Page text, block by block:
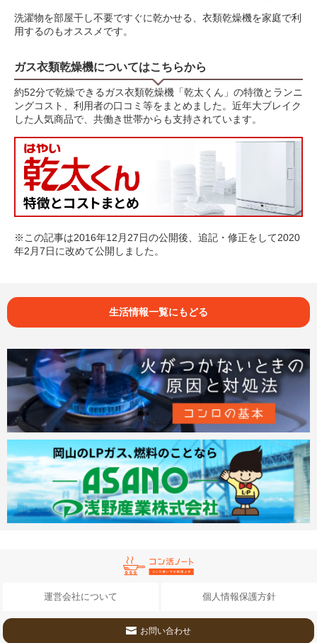
洗濯物を部屋干し不要ですぐに乾かせる、衣類乾燥機を家庭で利
用するのもオススメです。
ガス衣類乾燥機についてはこちらから
約52分で乾燥できるガス衣類乾燥機「乾太くん」の特徴とランニ
ングコスト、利用者の口コミ等をまとめました。近年大ブレイク
した人気商品で、共働き世帯からも支持されています。
※この記事は2016年12月27日の公開後、追記・修正をして2020
年2月7日に改めて公開しました。
生活情報一覧にもどる
運営会社について 個人情報保護方針
お問い合わせ